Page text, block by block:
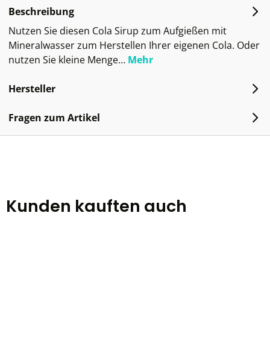
Beschreibung
Nutzen Sie diesen Cola Sirup zum Aufgießen mit
Mineralwasser zum Herstellen Ihrer eigenen Cola. Oder
nutzen Sie kleine Menge… Mehr
Hersteller
Fragen zum Artikel
Kunden kauften auch